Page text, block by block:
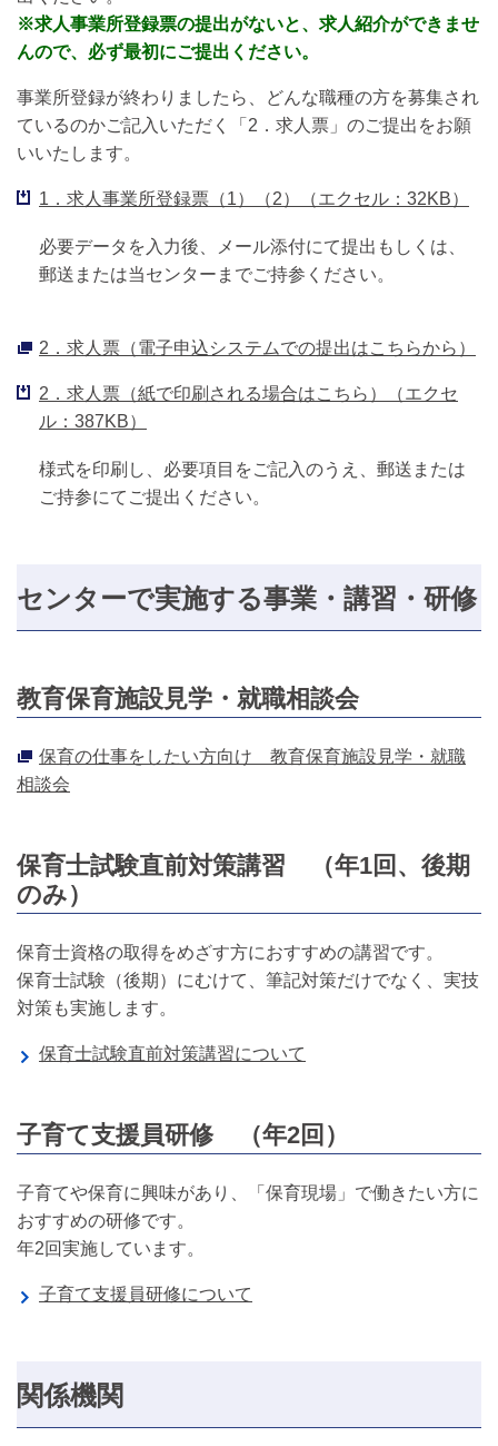
※求人事業所登録票の提出がないと、求人紹介ができませ
んので、必ず最初にご提出ください。
事業所登録が終わりましたら、どんな職種の方を募集され
ているのかご記入いただく「2．求人票」のご提出をお願
いいたします。
1．求人事業所登録票（1）（2）（エクセル：32KB）
必要データを入力後、メール添付にて提出もしくは、
郵送または当センターまでご持参ください。
2．求人票（電子申込システムでの提出はこちらから）
2．求人票（紙で印刷される場合はこちら）（エクセ
ル：387KB）
様式を印刷し、必要項目をご記入のうえ、郵送または
ご持参にてご提出ください。
センターで実施する事業・講習・研修
教育保育施設見学・就職相談会
保育の仕事をしたい方向け 教育保育施設見学・就職
相談会
保育士試験直前対策講習 （年1回、後期
のみ）
保育士資格の取得をめざす方におすすめの講習です。
保育士試験（後期）にむけて、筆記対策だけでなく、実技
対策も実施します。
保育士試験直前対策講習について
子育て支援員研修 （年2回）
子育てや保育に興味があり、「保育現場」で働きたい方に
おすすめの研修です。
年2回実施しています。
子育て支援員研修について
関係機関